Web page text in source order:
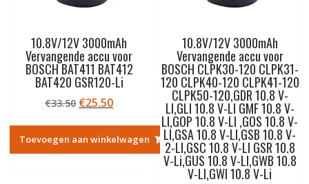
10.8V/12V 3000mAh
Vervangende accu voor
BOSCH BAT411 BAT412
BAT420 GSR120-Li
€33.50 Oorspronkelijke
was:
€33.50.
€25.50Huidige
is:
€25.50.
Toevoegen aan winkelwagen
10.8V/12V 3000mAh
Vervangende accu voor
BOSCH CLPK30-120 CLPK31-
120 CLPK40-120 CLPK41-120
CLPK50-120,GDR 10.8 V-
LI,GLI 10.8 V-LI GMF 10.8 V-
LI,GOP 10.8 V-LI ,GOS 10.8 V-
LI,GSA 10.8 V-LI,GSB 10.8 V-
2-LI,GSC 10.8 V-LI GSR 10.8
V-Li,GUS 10.8 V-LI,GWB 10.8
V-LI,GWI 10.8 V-Li